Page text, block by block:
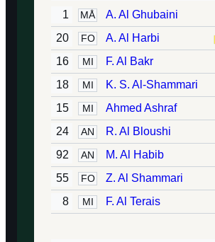
1 MÅ
A. Al Ghubaini
20
FO A. Al Harbi
16 MI F. Al Bakr
18 MI K. S. Al-Shammari
15 MI Ahmed Ashraf
24 AN R. Al Bloushi
92 AN
M. Al Habib
55
FO
Z. Al Shammari
8
MI F. Al Terais